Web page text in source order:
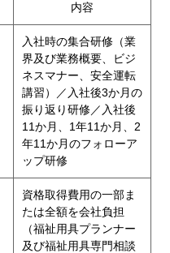
内容
入社時の集合研修（業
界及び業務概要、ビジ
ネスマナー、安全運転
講習）／入社後3か月の
振り返り研修／入社後
11か月、1年11か月、2
年11か月のフォローア
ップ研修
資格取得費用の一部ま
たは全額を会社負担
（福祉用具プランナー
及び福祉用具専門相談